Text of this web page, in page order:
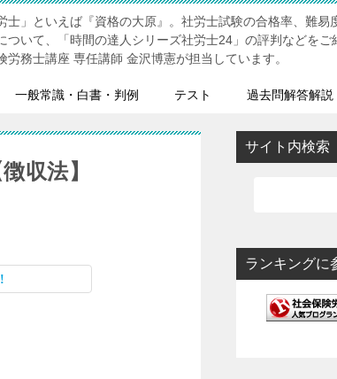
士」といえば『資格の大原』。社労士試験の合格率、難易
ついて、「時間の達人シリーズ社労士24」の評判などをご
労務士講座 専任講師 金沢博憲が担当しています。
一般常識・白書・判例 テスト 過去問解答解説
収法】
サイト内検索
ランキングに